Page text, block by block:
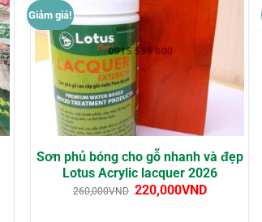
Giảm giá!
Sơn phủ bóng cho gỗ nhanh và đẹp
Lotus Acrylic lacquer 2026
260,000VND 220,000VND